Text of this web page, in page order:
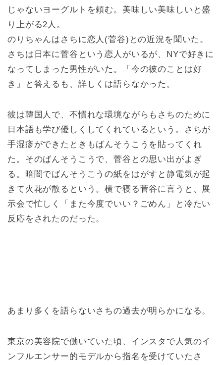
じゃないヨーグルトを頼む。美味しい美味しいと盛
り上がる2人。
のりちゃんはさちに恋人(菅谷)との近況を聞いた。
さちは日本に菅谷という恋人がいるが、NYで好きに
なってしまった男性がいた。「今の彼のことは好
き」と答えるも、詳しくは語らなかった。
彼は韓国人で、不慣れな環境ながらもさちのために
日本語も学び優しくしてくれているという。さちが
手湿疹ができたときもばんそうこうを貼ってくれ
た。そのばんそうこうで、菅谷との思い出がよぎ
る。暗闇でばんそうこうの紙をはがすと静電気が起
きて火花が散るという。横で寝る菅谷に言うと、展
示会で忙しく「また今度でいい？ごめん」と冷たい
反応をされたのだった。
あまり多くを語らないさちの過去が明らかになる。
東京の美容院で働いていた頃、インスタで人気のイ
ンフルエンサー的モデルから指名を受けていたさ